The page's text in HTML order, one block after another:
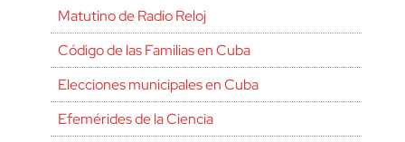
Matutino de Radio Reloj
Código de las Familias en Cuba
Elecciones municipales en Cuba
Efemérides de la Ciencia